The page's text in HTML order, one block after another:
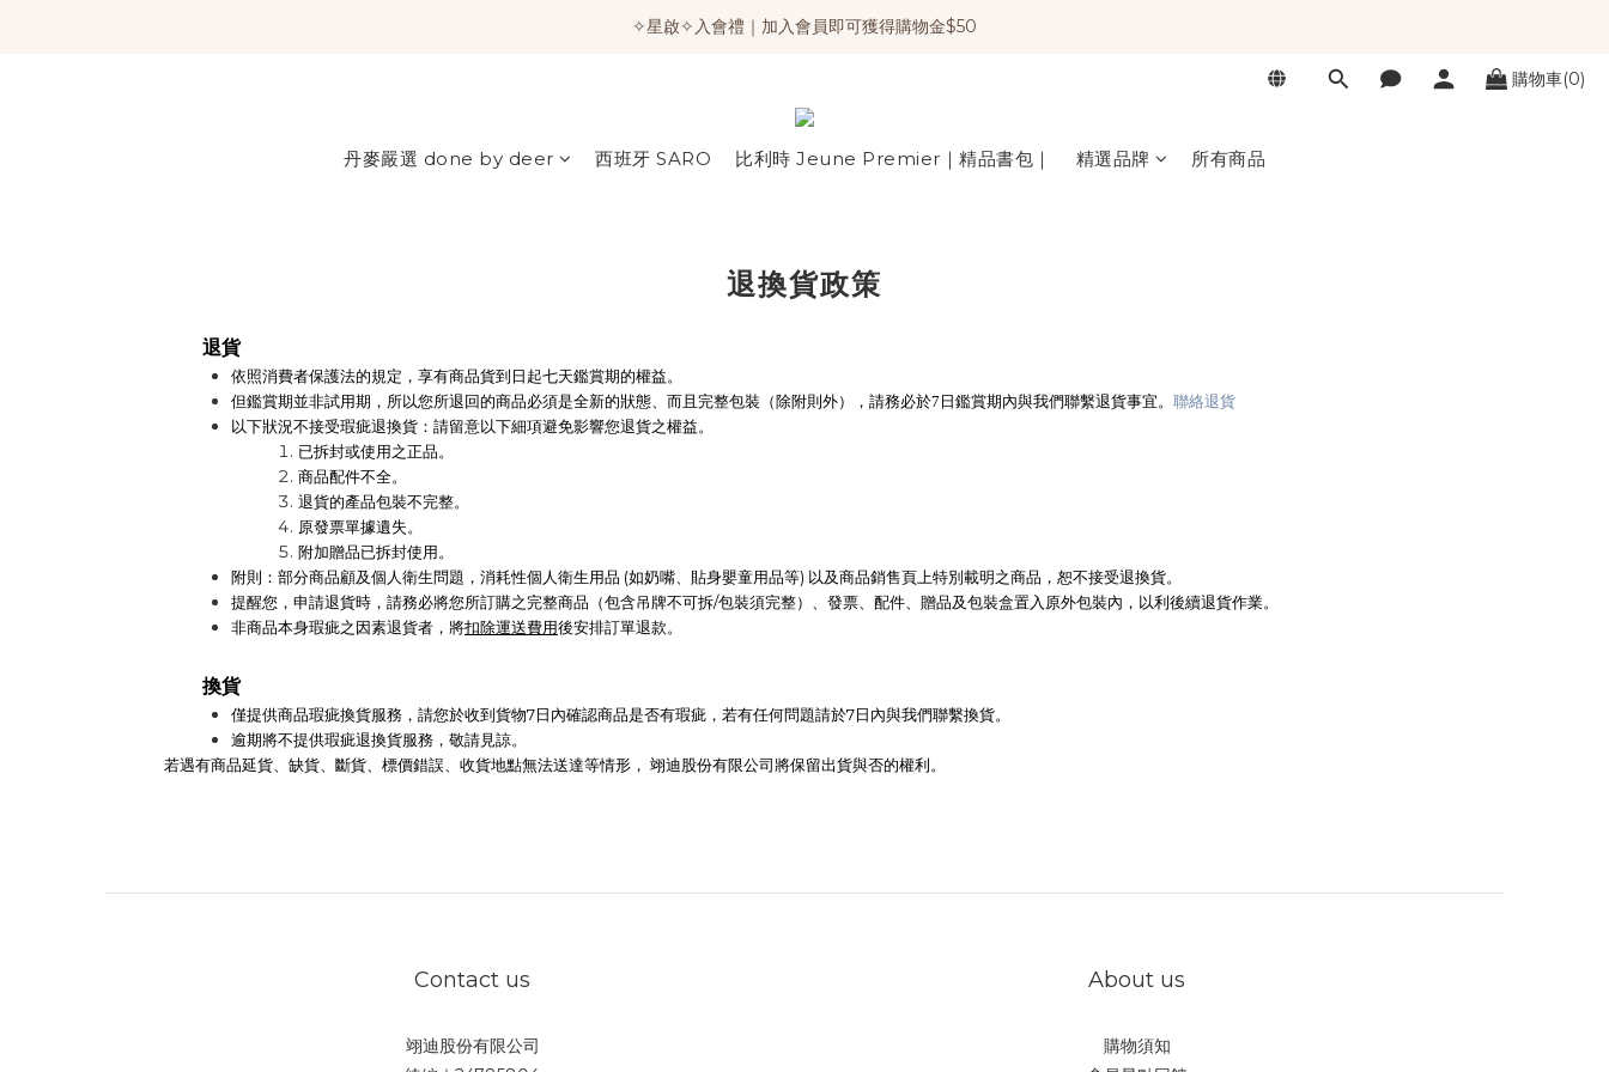
✧星啟✧入會禮｜加入會員即可獲得購物金$50
購物車(0)
丹麥嚴選 done by deer 西班牙 SARO 比利時 Jeune Premier｜精品書包｜ 精選品牌 所有商品
退換貨政策
退貨
依照消費者保護法的規定，享有商品貨到日起七天鑑賞期的權益。
但鑑賞期並非試用期，所以您所退回的商品必須是全新的狀態、而且完整包裝（除附則外）， 請務必於7日鑑賞期內與我們聯繫退貨事宜。 聯絡退貨
以下狀況不接受瑕疵退換貨：請留意以下細項避免影響您退貨之權益。
已拆封或使用之正品。
商品配件不全。
退貨的產品包裝不完整。
原發票單據遺失。
附加贈品已拆封使用。
附則：部分商品顧及個人衛生問題，消耗性個人衛生用品 (如奶嘴、貼身嬰童用品等) 以及商品銷售頁上特別載明之商品，恕不接受退換貨。
提醒您，申請退貨時，請務必將您所訂購之完整商品（包含吊牌不可拆/包裝須完整）、發票、配件、贈品及包裝盒置入原外包裝內，以利後續退貨作業。
非商品本身瑕疵之因素退貨者，將扣除運送費用後安排訂單退款。
換貨
僅提供商品瑕疵換貨服務，請您於收到貨物7日內確認商品是否有瑕疵，若有任何問題請於7日內與我們聯繫換貨。
逾期將不提供瑕疵退換貨服務，敬請見諒。
若遇有商品延貨、缺貨、斷貨、標價錯誤、收貨地點無法送達等情形， 翊迪股份有限公司將保留出貨與否的權利。
Contact us
翊迪股份有限公司
About us
購物須知